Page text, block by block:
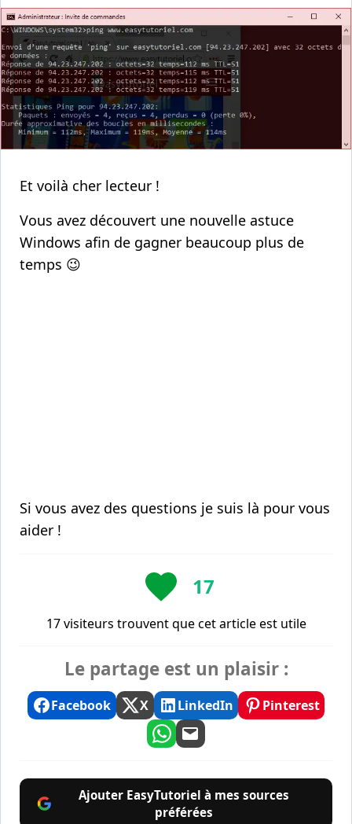
Et voilà cher lecteur !
Vous avez découvert une nouvelle astuce
Windows afin de gagner beaucoup plus de
temps 😉
Si vous avez des questions je suis là pour vous
aider !
17
17 visiteurs trouvent que cet article est utile
Le partage est un plaisir :
Facebook X LinkedIn Pinterest
Ajouter EasyTutoriel à mes sources
préférées